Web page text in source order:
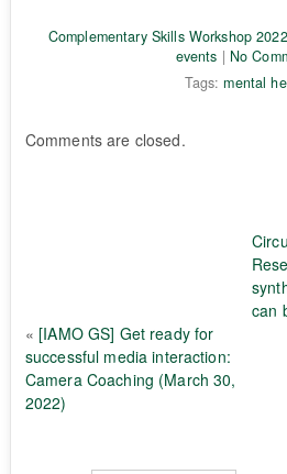
Complementary Skills Workshop 2022
events | No
Tags:mental
Comments are closed.
can
«[IAMO GS] Get ready for
successful media interaction:
Camera Coaching (March 30,
2022)